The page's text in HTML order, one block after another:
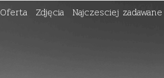
Oferta Zdjęcia Najczesciej